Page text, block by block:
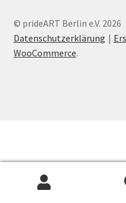
Widerrufsbelehrung
© prideART Berlin e.V. 2026
Datenschutzerklärung
WooCommerce.